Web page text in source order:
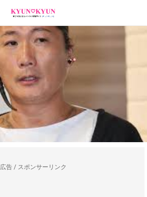
広告 / スポンサーリンク